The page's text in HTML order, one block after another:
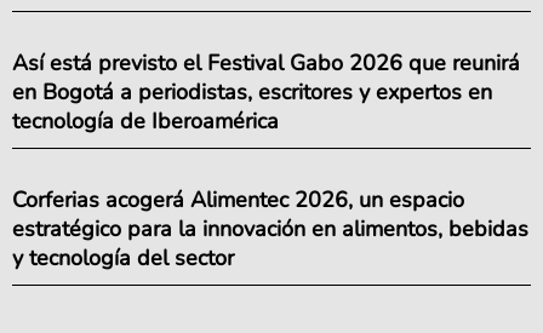
Así está previsto el Festival Gabo 2026 que reunirá
en Bogotá a periodistas, escritores y expertos en
tecnología de Iberoamérica
Corferias acogerá Alimentec 2026, un espacio
estratégico para la innovación en alimentos, bebidas
y tecnología del sector